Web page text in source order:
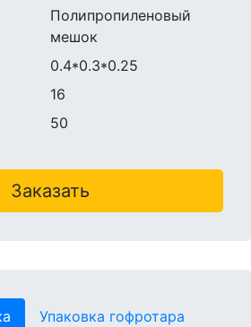
Полипропиленовый
мешок
0.4*0.3*0.25
16
50
Заказать
Упаковка гофротара